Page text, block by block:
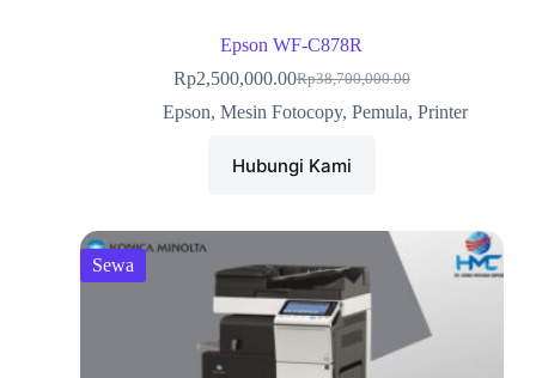
Epson WF-C878R
Rp38,700,000.00
Rp2,500,000.00
Epson,Mesin Fotocopy,Pemula,Printer
Hubungi Kami
Sewa